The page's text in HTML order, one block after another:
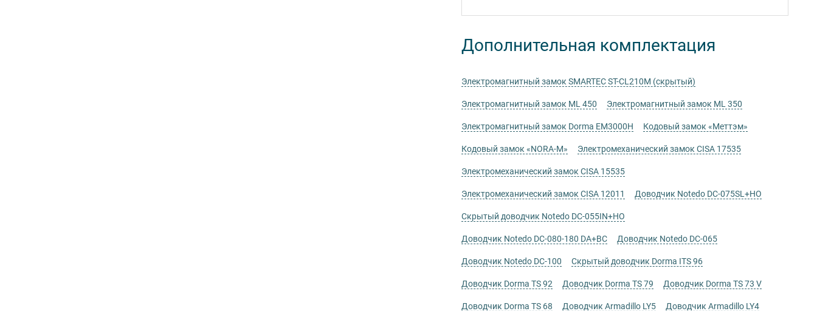
Дополнительная комплектация
Электромагнитный замок SMARTEC ST-CL210M (скрытый)
Электромагнитный замок ML 450 Электромагнитный замок ML 350
Электромагнитный замок Dorma EM3000H Кодовый замок «Меттэм»
Кодовый замок «NORA-M» Электромеханический замок СISA 17535
Электромеханический замок СISA 15535
Электромеханический замок СISA 12011 Доводчик Notedo DC-075SL+HO
Скрытый доводчик Notedo DC-055IN+HO
Доводчик Notedo DC-080-180 DA+BC Доводчик Notedo DC-065
Доводчик Notedo DC-100 Скрытый доводчик Dorma ITS 96
Доводчик Dorma TS 92 Доводчик Dorma TS 79 Доводчик Dorma TS 73 V
Доводчик Dorma TS 68 Доводчик Armadillo LY5 Доводчик Armadillo LY4